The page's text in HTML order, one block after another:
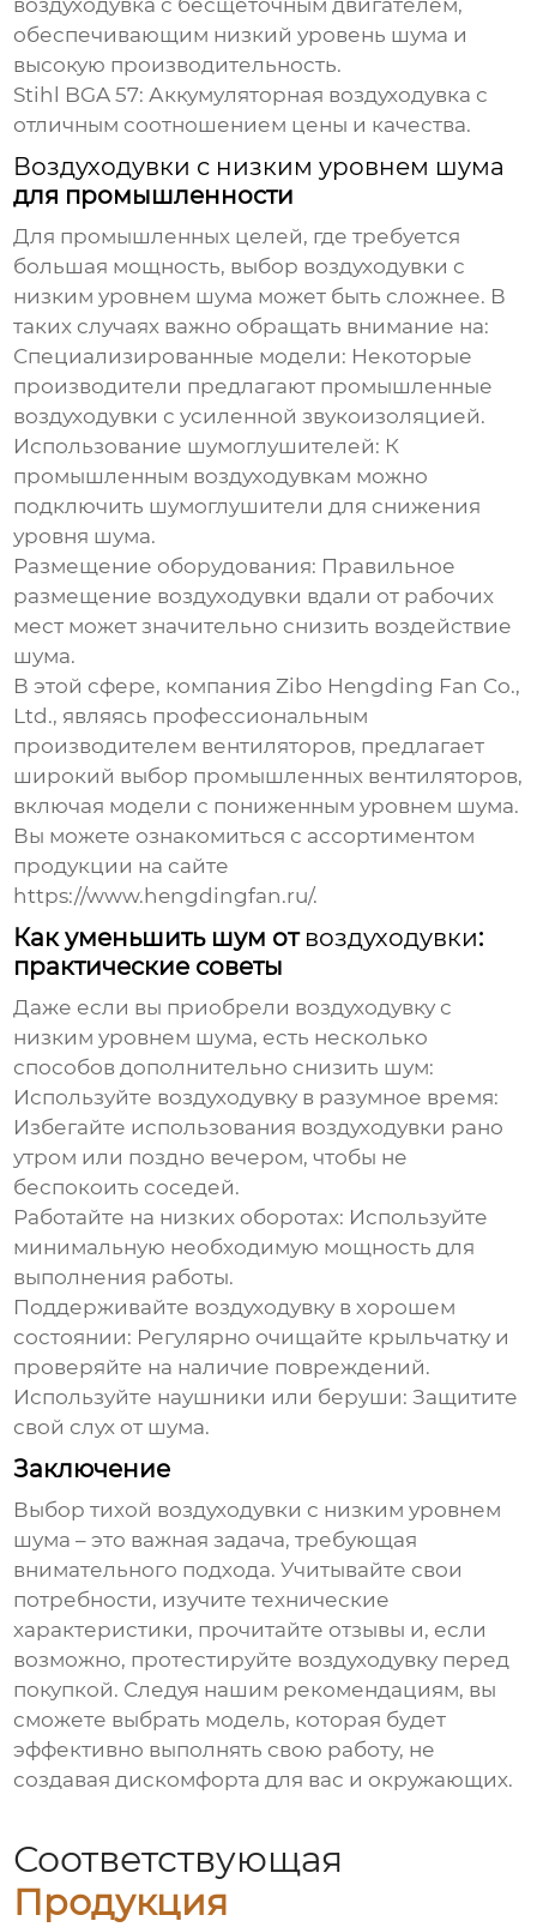
воздуходувка с бесщеточным двигателем,
обеспечивающим низкий уровень шума и
высокую производительность.
Stihl BGA 57: Аккумуляторная воздуходувка с
отличным соотношением цены и качества.
Воздуходувки с низким уровнем шума
для промышленности
Для промышленных целей, где требуется
большая мощность, выбор воздуходувки с
низким уровнем шума может быть сложнее. В
таких случаях важно обращать внимание на:
Специализированные модели: Некоторые
производители предлагают промышленные
воздуходувки с усиленной звукоизоляцией.
Использование шумоглушителей: К
промышленным воздуходувкам можно
подключить шумоглушители для снижения
уровня шума.
Размещение оборудования: Правильное
размещение воздуходувки вдали от рабочих
мест может значительно снизить воздействие
шума.
В этой сфере, компания Zibo Hengding Fan Co.,
Ltd., являясь профессиональным
производителем вентиляторов, предлагает
широкий выбор промышленных вентиляторов,
включая модели с пониженным уровнем шума.
Вы можете ознакомиться с ассортиментом
продукции на сайте
https://www.hengdingfan.ru/.
Как уменьшить шум от воздуходувки:
практические советы
Даже если вы приобрели воздуходувку с
низким уровнем шума, есть несколько
способов дополнительно снизить шум:
Используйте воздуходувку в разумное время:
Избегайте использования воздуходувки рано
утром или поздно вечером, чтобы не
беспокоить соседей.
Работайте на низких оборотах: Используйте
минимальную необходимую мощность для
выполнения работы.
Поддерживайте воздуходувку в хорошем
состоянии: Регулярно очищайте крыльчатку и
проверяйте на наличие повреждений.
Используйте наушники или беруши: Защитите
свой слух от шума.
Заключение
Выбор тихой воздуходувки с низким уровнем
шума – это важная задача, требующая
внимательного подхода. Учитывайте свои
потребности, изучите технические
характеристики, прочитайте отзывы и, если
возможно, протестируйте воздуходувку перед
покупкой. Следуя нашим рекомендациям, вы
сможете выбрать модель, которая будет
эффективно выполнять свою работу, не
создавая дискомфорта для вас и окружающих.
Соответствующая
Продукция